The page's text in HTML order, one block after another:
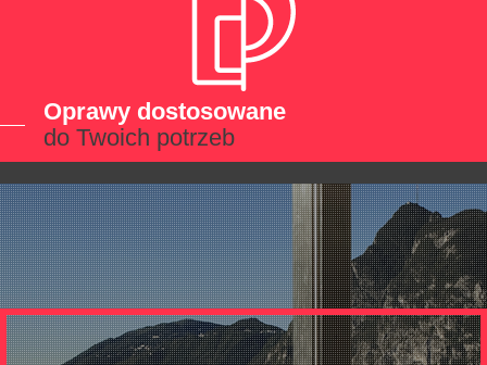
Oprawy dostosowane
do Twoich potrzeb